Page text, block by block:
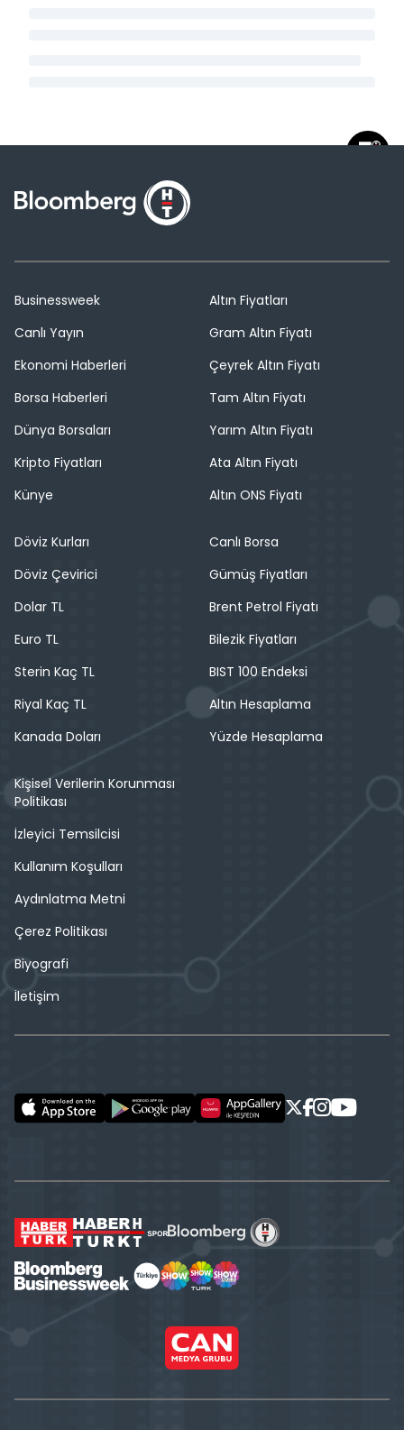
Businessweek
Canlı Yayın
Ekonomi Haberleri
Borsa Haberleri
Dünya Borsaları
Kripto Fiyatları
Künye
Altın Fiyatları
Gram Altın Fiyatı
Çeyrek Altın Fiyatı
Tam Altın Fiyatı
Yarım Altın Fiyatı
Ata Altın Fiyatı
Altın ONS Fiyatı
Döviz Kurları
Döviz Çevirici
Dolar TL
Euro TL
Sterin Kaç TL
Riyal Kaç TL
Kanada Doları
Canlı Borsa
Gümüş Fiyatları
Brent Petrol Fiyatı
Bilezik Fiyatları
BIST 100 Endeksi
Altın Hesaplama
Yüzde Hesaplama
Kişisel Verilerin Korunması
Politikası
İzleyici Temsilcisi
Kullanım Koşulları
Aydınlatma Metni
Çerez Politikası
Biyografi
İletişim